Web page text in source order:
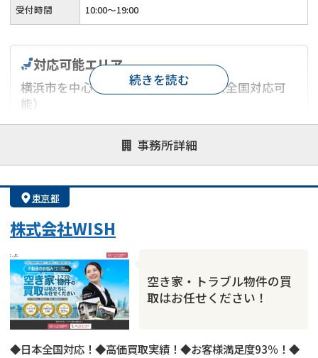
受付時間 10:00～19:00
事務所詳細
対応可能エリア
横浜市を中心とした神奈川県エリア（全国対応可
能）
オンライン面談可能
決済までが早い
1億円以上の買取可
業歴10年以上
業者案件歓迎
士業連携有り
続きを読む
東京都
株式会社WISH
空き家・トラブル物件の買
取はお任せください！
◆日本全国対応！◆高価買取実績！◆お客様満足度93％！◆